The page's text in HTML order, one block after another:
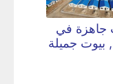
جاهزة في
بيوت جميلة